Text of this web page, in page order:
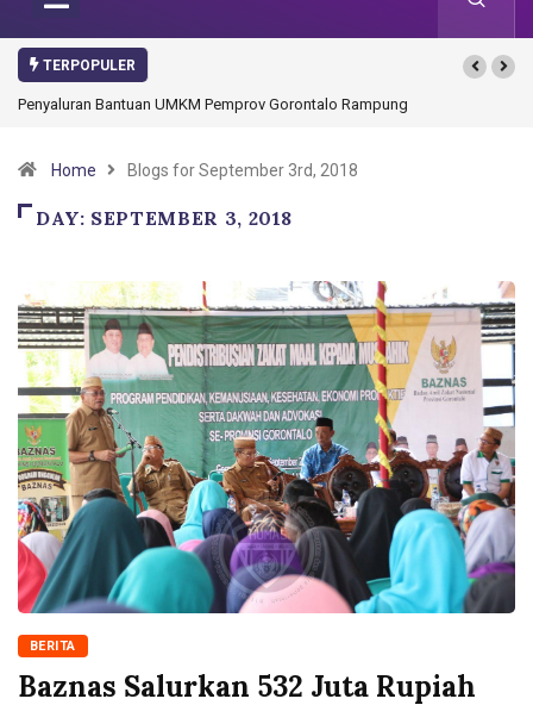
TERPOPULER
Bantuan UMKM Pemprov Gorontalo RampungGorontalo Ikut Dukung
Home Blogs for September 3rd, 2018
DAY: SEPTEMBER 3, 2018
BERITA
Baznas Salurkan 532 Juta Rupiah